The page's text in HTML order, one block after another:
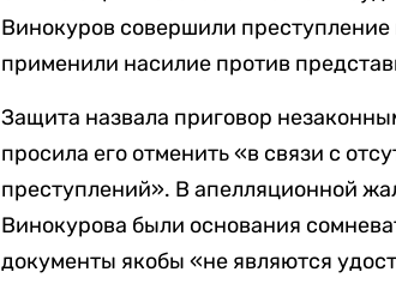
Винокуров совершили
применили насилие против
Защита назвала приговор
просила его отменить «в связи с
преступлений». В апелляционной
Винокурова были основания
документы якобы «не являются